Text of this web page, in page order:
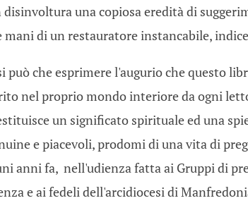
disinvoltura una copiosa eredità di
mani di un restauratore instancabile,
può che esprimere l'augurio che questo
nel proprio mondo interiore da ogni
un significato spirituale ed una
e piacevoli, prodomi di una vita di
anni fa, nell'udienza fatta ai Gruppi di
e ai fedeli dell'arcidiocesi di